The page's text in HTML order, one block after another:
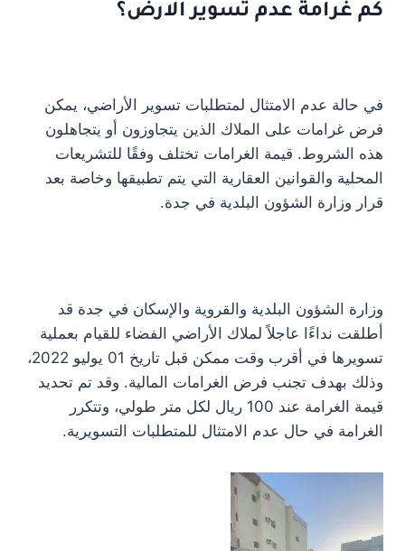
كم غرامة عدم تسوير الارض؟
في حالة عدم الامتثال لمتطلبات تسوير الأراضي، يمكن
فرض غرامات على الملاك الذين يتجاوزون أو يتجاهلون
هذه الشروط. قيمة الغرامات تختلف وفقًا للتشريعات
المحلية والقوانين العقارية التي يتم تطبيقها وخاصة بعد
قرار وزارة الشؤون البلدية في جدة.
وزارة الشؤون البلدية والقروية والإسكان في جدة قد
أطلقت نداءًا عاجلاً لملاك الأراضي الفضاء للقيام بعملية
تسويرها في أقرب وقت ممكن قبل تاريخ 01 يوليو 2022،
وذلك بهدف تجنب فرض الغرامات المالية. وقد تم تحديد
قيمة الغرامة عند 100 ريال لكل متر طولي، وتتكرر
الغرامة في حال عدم الامتثال للمتطلبات التسويرية.